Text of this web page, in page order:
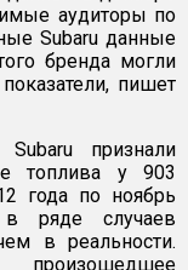
аудиторы по
Subaru данные
бренда могли
пишет
признали
топлива у 903
года по ноябрь
в ряде случаев
в реальности.
произошедшее